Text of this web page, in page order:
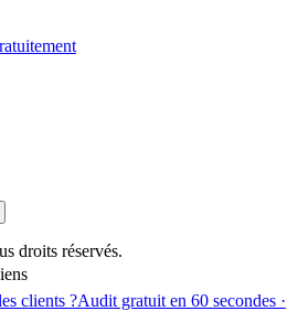
droits réservés.
clients ?Audit gratuit en 60 secondes ·